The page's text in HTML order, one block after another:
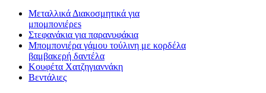
Μεταλλικά Διακοσμητικά για
μπομπονιέρεs
Στεφανάκια για παρανυφάκια
Μπομπονιέρα γάμου τούλινη με κορδέλα
βαμβακερή δαντέλα
Κουφέτα Χατζηγιαννάκη
Βεντάλιες